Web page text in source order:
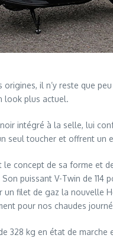
il n’y reste que
look plus actuel.
intégré à la selle, lui
seul toucher et offrent un
concept de sa forme et
puissant V-Twin de
filet de gaz la
pour nos chaudes
kg en état de